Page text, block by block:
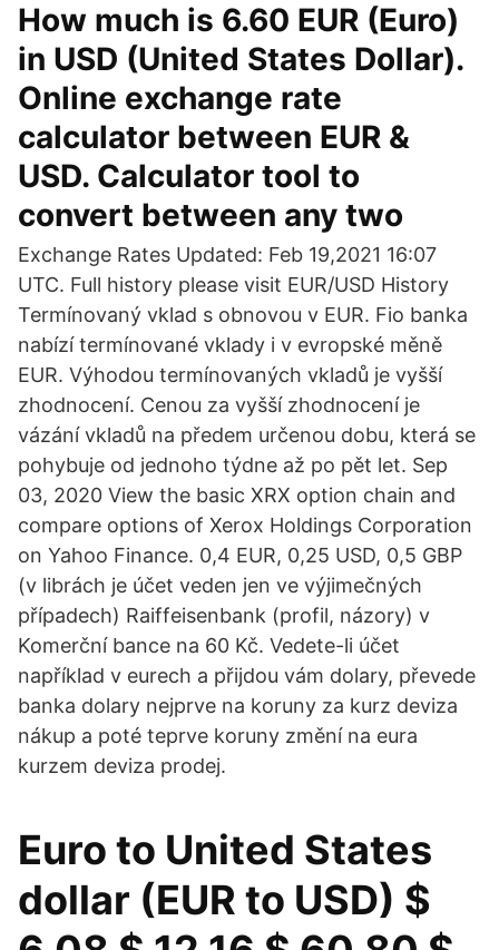
How much is 6.60 EUR (Euro)
in USD (United States Dollar).
Online exchange rate
calculator between EUR &
USD. Calculator tool to
convert between any two
Exchange Rates Updated: Feb 19,2021 16:07
UTC. Full history please visit EUR/USD History
Termínovaný vklad s obnovou v EUR. Fio banka
nabízí termínované vklady i v evropské měně
EUR. Výhodou termínovaných vkladů je vyšší
zhodnocení. Cenou za vyšší zhodnocení je
vázání vkladů na předem určenou dobu, která se
pohybuje od jednoho týdne až po pět let. Sep
03, 2020 View the basic XRX option chain and
compare options of Xerox Holdings Corporation
on Yahoo Finance. 0,4 EUR, 0,25 USD, 0,5 GBP
(v librách je účet veden jen ve výjimečných
případech) Raiffeisenbank (profil, názory) v
Komerční bance na 60 Kč. Vedete-li účet
například v eurech a přijdou vám dolary, převede
banka dolary nejprve na koruny za kurz deviza
nákup a poté teprve koruny změní na eura
kurzem deviza prodej.
Euro to United States
dollar (EUR to USD) $